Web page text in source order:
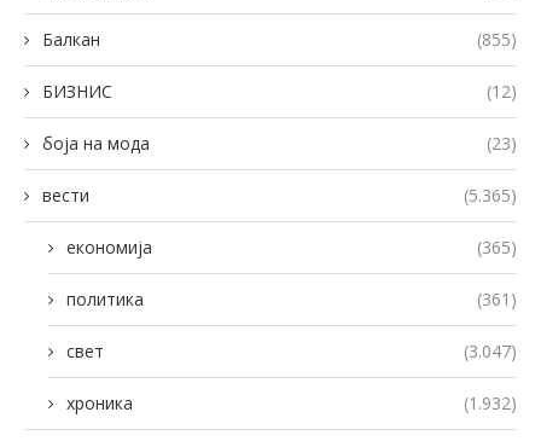
Балкан (855)
БИЗНИС (12)
боја на мода (23)
вести (5.365)
економија (365)
политика (361)
свет (3.047)
хроника (1.932)